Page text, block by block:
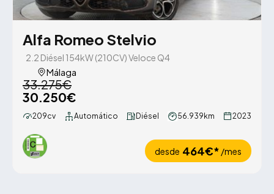
Alfa Romeo Stelvio
2.2 Diésel 154kW (210CV) Veloce Q4
Málaga
33.275€
30.250€
209cv Automático Diésel 56.939km 2023
desde 464€* /mes